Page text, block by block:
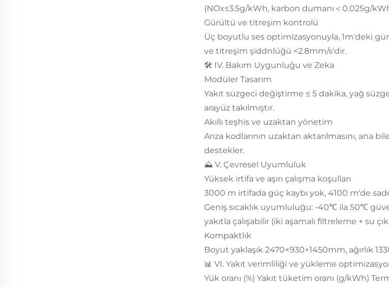
(NOx≤3.5g/kWh, karbon dumanı＜0.025g/
Gürültü ve titreşim kontrolü
Üç boyutlu ses optimizasyonuyla, 1m'deki
ve titreşim şiddnlüğü <2.8mm/s'dir.
🛠️ IV. Bakım Uygunluğu ve Zeka
Modüler Tasarım
Yakıt süzgeci değiştirme ≤ 5 dakika, yağ
arayüz takılmıştır.
Akıllı teşhis ve uzaktan yönetim
Arıza kodlarının uzaktan aktarılmasını, ana
destekler.
⛰️ V. Çevresel Uyumluluk
Yüksek irtifa ve aşırı çalışma koşulları
3000 m irtifada güç kaybı yok, 4100 m'de
Geniş sıcaklık uyumluluğu: -40℃ ila 50℃
yakıtla çalışabilir (iki aşamalı filtreleme + su
Kompaktlık
Boyut yaklaşık 2470×930×1450mm, ağırlık
📊 VI. Yakıt verimliliği ve yükleme
Yük oranı (%) Yakıt tüketim oranı (g/kWh)